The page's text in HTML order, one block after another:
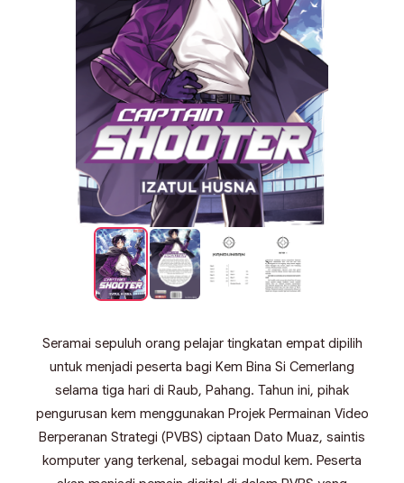
Seramai sepuluh orang pelajar tingkatan empat dipilih
untuk menjadi peserta bagi Kem Bina Si Cemerlang
selama tiga hari di Raub, Pahang. Tahun ini, pihak
pengurusan kem menggunakan Projek Permainan Video
Berperanan Strategi (PVBS) ciptaan Dato Muaz, saintis
komputer yang terkenal, sebagai modul kem. Peserta